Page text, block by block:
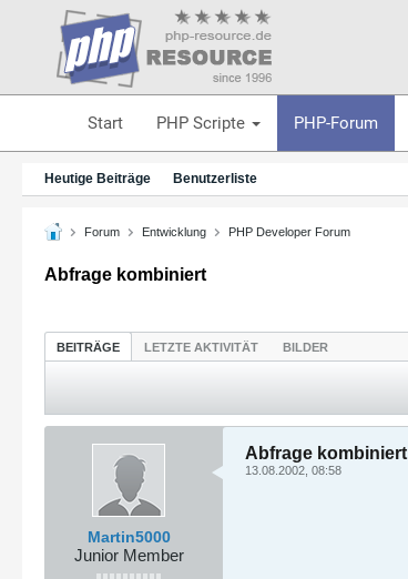
Start PHP Scripte PHP-Forum
Heutige Beiträge Benutzerliste
Forum Entwicklung PHP Developer Forum
Abfrage kombiniert
BEITRÄGE LETZTE AKTIVITÄT BILDER
Martin5000
Junior Member
Abfrage kombiniert
13.08.2002, 08:58